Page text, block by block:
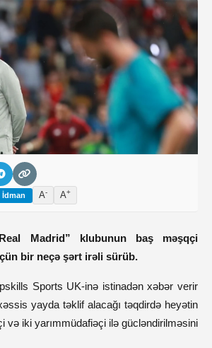
İdman A- A+
Madrid” klubunun baş məşqçi
bir neçə şərt irəli sürüb.
Sports UK-inə istinadən xəbər verir
yayda təklif alacağı təqdirdə heyətin
və iki yarımmüdafiəçi ilə gücləndirilməsini